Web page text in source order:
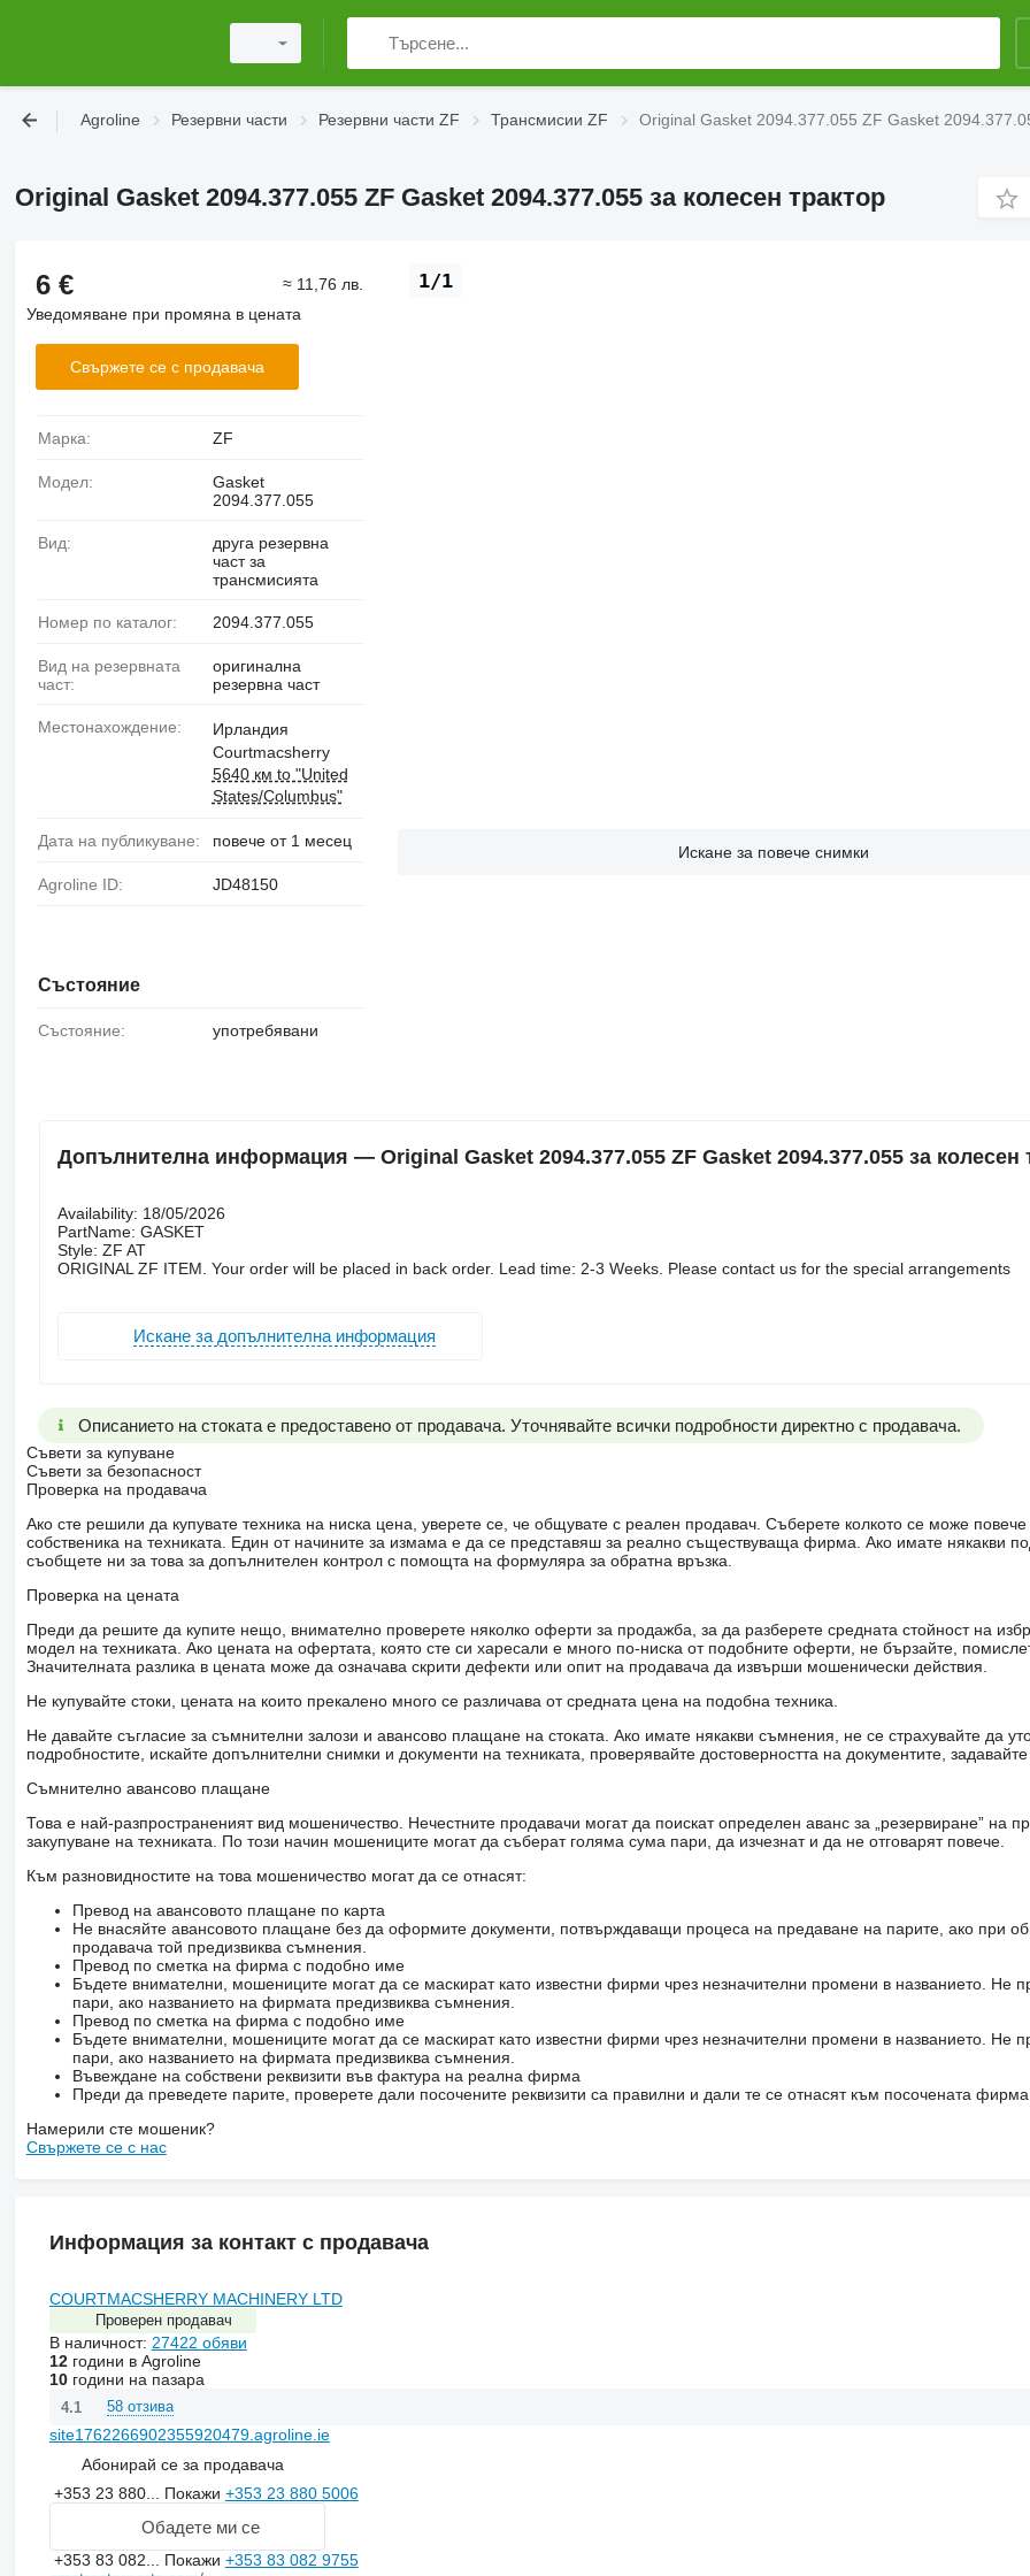
Agroline Резервни части Резервни части ZF Трансмисии ZF Original Gasket 2094.377.055 ZF Gasket
Original Gasket 2094.377.055 ZF Gasket 2094.377.055 за колесен трактор
1/1
Искане за повече снимки
6 €
≈ 11,76 лв.
Уведомяване при промяна в цената
Свържете се с продавача
Марка: ZF
Модел:
Gasket
2094.377.055
Вид:
друга резервна
част за
трансмисията
Номер по каталог: 2094.377.055
Вид на резервната
част:
оригинална
резервна част
Местонахождение:
Ирландия
Courtmacsherry
5640 км to "United
States/Columbus"
Дата на публикуване: повече от 1 месец
Agroline ID: JD48150
Състояние
Състояние: употребявани
Допълнителна информация — Original Gasket 2094.377.055 ZF Gasket 2094.377.055 за колесен
Availability: 18/05/2026
PartName: GASKET
Style: ZF AT
ORIGINAL ZF ITEM. Your order will be placed in back order. Lead time: 2-3 Weeks. Please contact us for the special arrangements
Искане за допълнителна информация
Описанието на стоката е предоставено от продавача. Уточнявайте всички подробности директно с продавача.
Съвети за купуване
Съвети за безопасност
Проверка на продавача
Ако сте решили да купувате техника на ниска цена, уверете се, че общувате с реален продавач. Съберете колкото се може
собственика на техниката. Един от начините за измама е да се представяш за реално съществуваща фирма. Ако имате някакви
съобщете ни за това за допълнителен контрол с помощта на формуляра за обратна връзка.
Проверка на цената
Преди да решите да купите нещо, внимателно проверете няколко оферти за продажба, за да разберете средната стойност на
модел на техниката. Ако цената на офертата, която сте си харесали е много по-ниска от подобните оферти, не бързайте,
Значителната разлика в цената може да означава скрити дефекти или опит на продавача да извърши мошенически действия.
Не купувайте стоки, цената на които прекалено много се различава от средната цена на подобна техника.
Не давайте съгласие за съмнителни залози и авансово плащане на стоката. Ако имате някакви съмнения, не се страхувайте да
подробностите, искайте допълнителни снимки и документи на техниката, проверявайте достоверността на документите,
Съмнително авансово плащане
Това е най-разпространеният вид мошеничество. Нечестните продавачи могат да поискат определен аванс за „резервиране” на
закупуване на техниката. По този начин мошениците могат да съберат голяма сума пари, да изчезнат и да не отговарят повече.
Към разновидностите на това мошеничество могат да се отнасят:
Превод на авансовото плащане по карта
Не внасяйте авансовото плащане без да оформите документи, потвърждаващи процеса на предаване на парите, ако при
продавача той предизвиква съмнения.
Превод по сметка на фирма с подобно име
Бъдете внимателни, мошениците могат да се маскират като известни фирми чрез незначителни промени в названието. Не
пари, ако названието на фирмата предизвиква съмнения.
Превод по сметка на фирма с подобно име
Бъдете внимателни, мошениците могат да се маскират като известни фирми чрез незначителни промени в названието. Не
пари, ако названието на фирмата предизвиква съмнения.
Въвеждане на собствени реквизити във фактура на реална фирма
Преди да преведете парите, проверете дали посочените реквизити са правилни и дали те се отнасят към посочената
Намерили сте мошеник?
Свържете се с нас
Информация за контакт с продавача
COURTMACSHERRY MACHINERY LTD
Проверен продавач
В наличност: 27422 обяви
12години в Agroline
10години на пазара
4.1 58 отзива
site1762266902355920479.agroline.ie
Абонирай се за продавача
+353 23 880... Покажи +353 23 880 5006
Обадете ми се
+353 83 082... Покажи +353 83 082 9755